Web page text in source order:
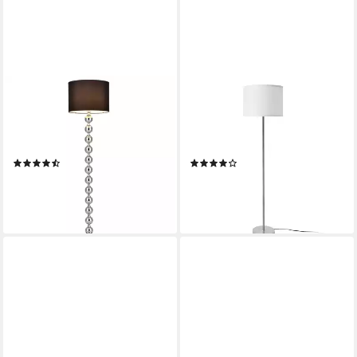
Stehlampe, ohne Leuchtmittel,
»Spheric Black« Elegante
Stehleuchte Höhe 155cm
142,99 €
lieferbar - in 5-6 Werktagen bei dir